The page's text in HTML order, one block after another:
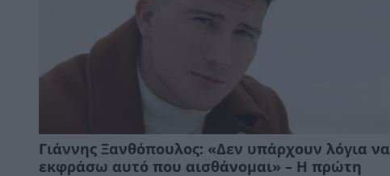
Γιάννης Ξανθόπουλος: «Δεν υπάρχουν λόγια να
εκφράσω αυτό που αισθάνομαι» – Η πρώτη